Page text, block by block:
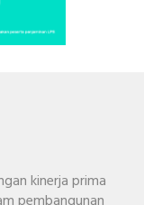
kinerja prima